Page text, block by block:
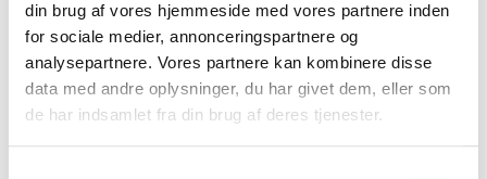
din brug af vores hjemmeside med vores partnere inden
for sociale medier, annonceringspartnere og
analysepartnere. Vores partnere kan kombinere disse
data med andre oplysninger, du har givet dem, eller som
de har indsamlet fra din brug af deres tjenester.
91 m2
Se mere
Lokale 3
46 m2
10